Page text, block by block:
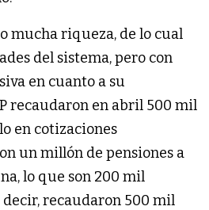
mucha riqueza, de lo cual
del sistema, pero con
en cuanto a su
recaudaron en abril 500 mil
en cotizaciones
un millón de pensiones a
lo que son 200 mil
decir, recaudaron 500 mil